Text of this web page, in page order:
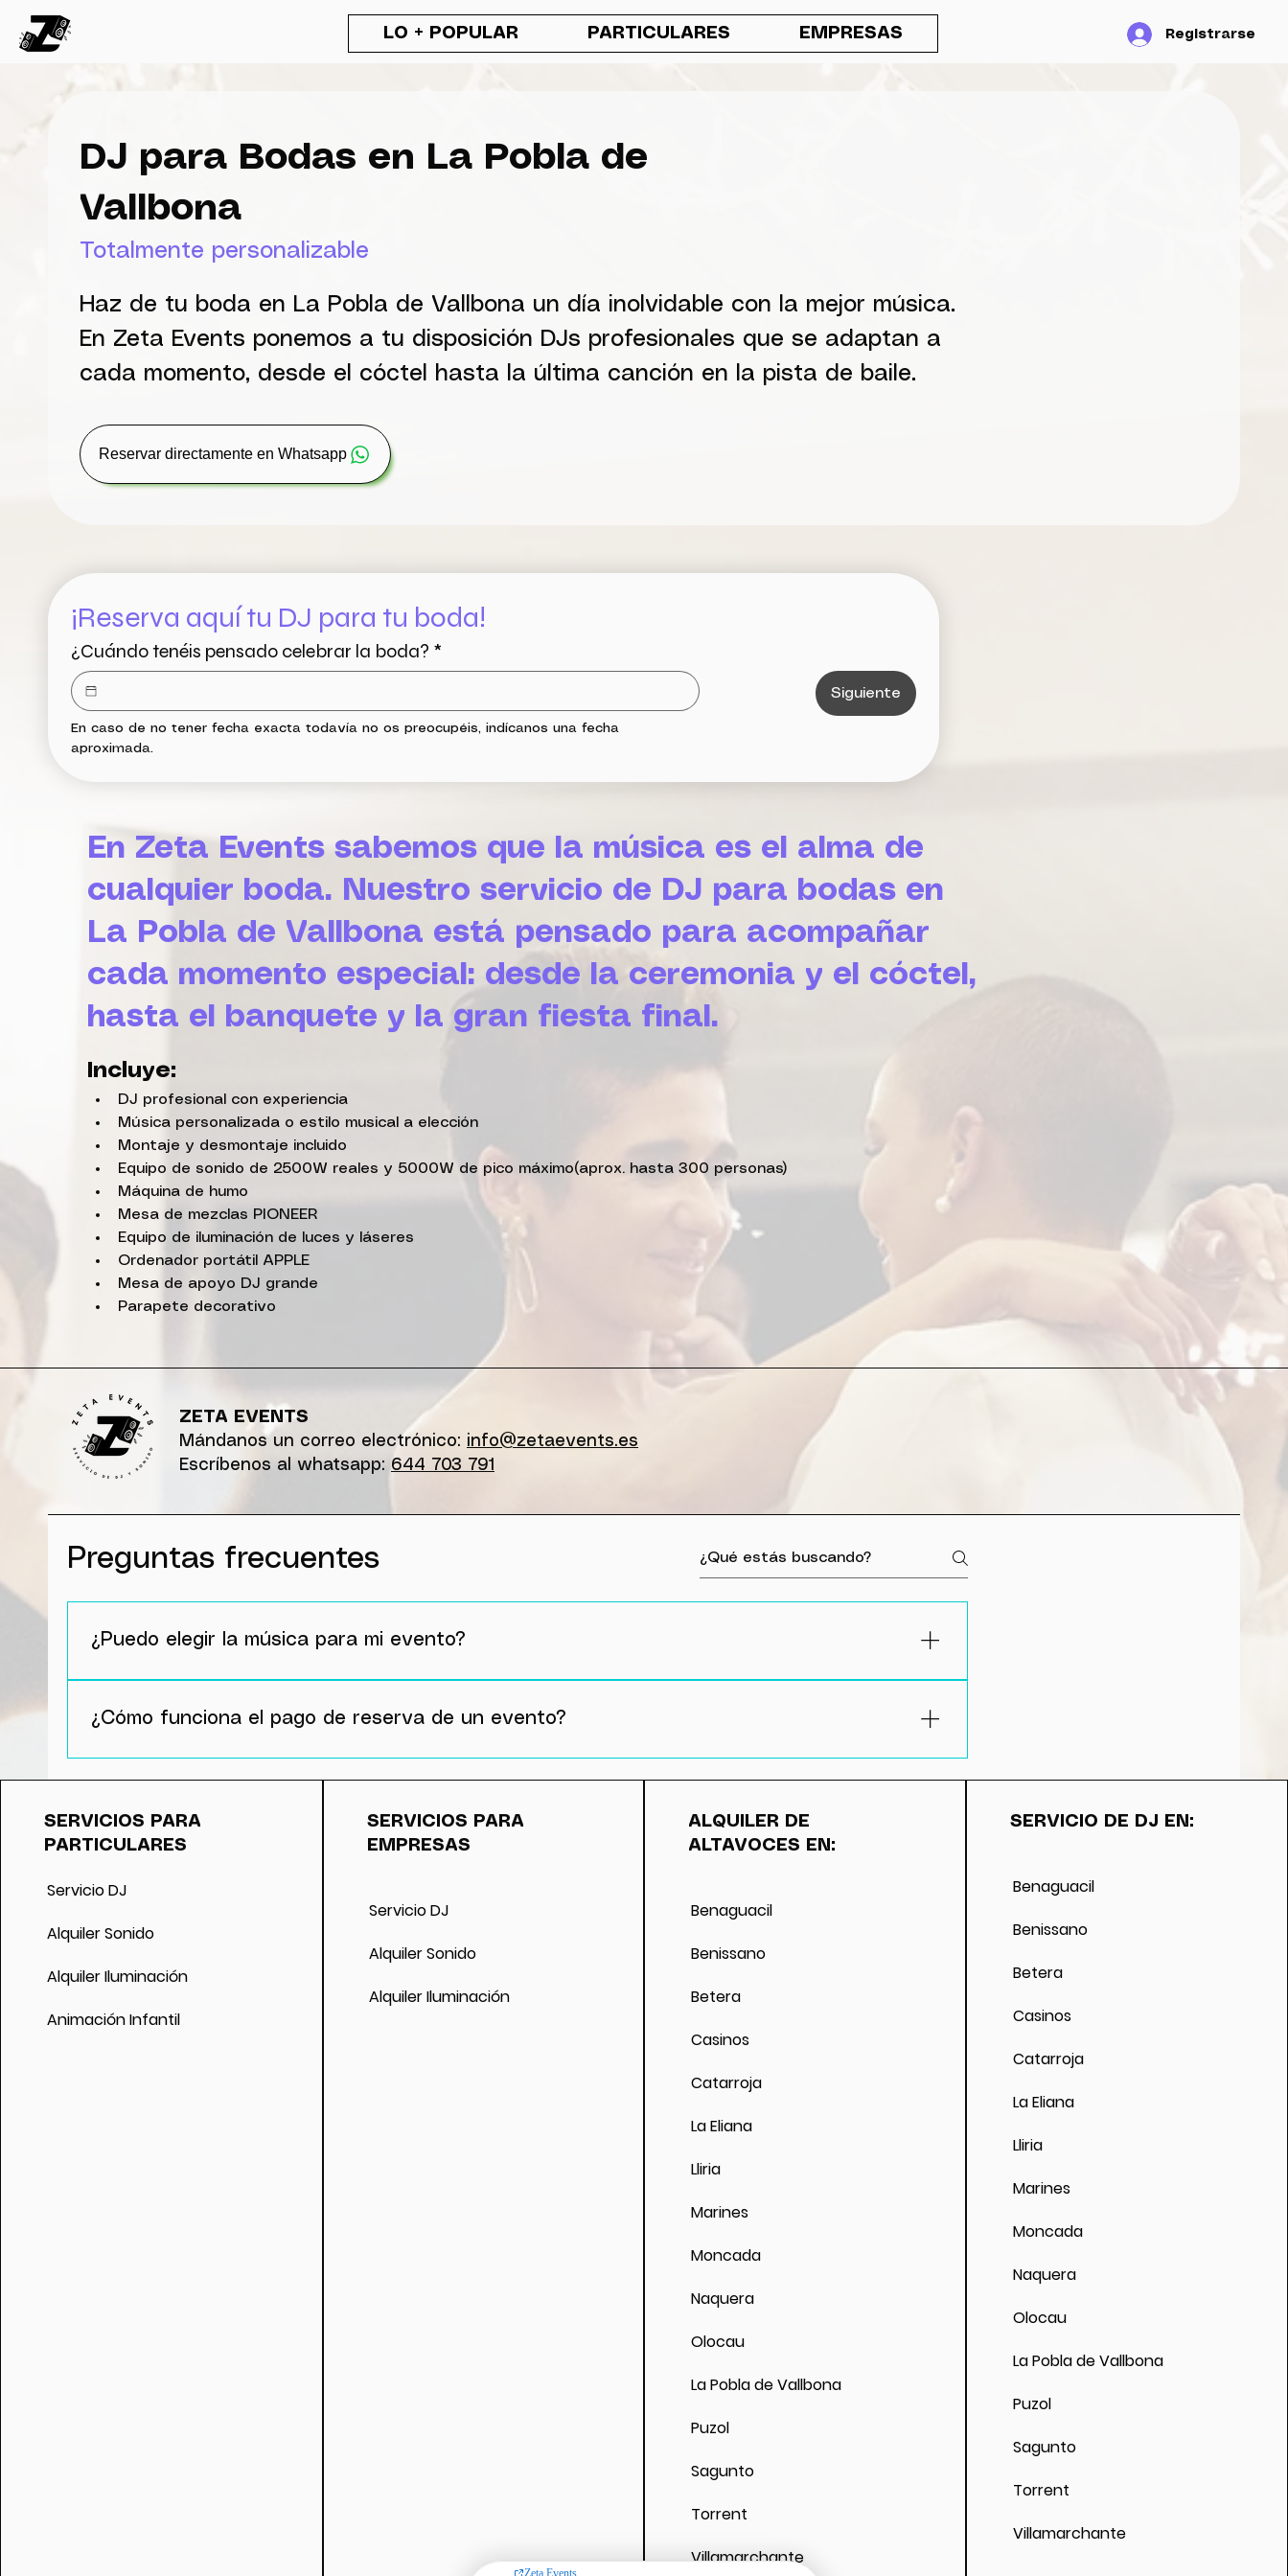
LO + POPULAR PARTICULARES EMPRESAS Registrarse
DJ para Bodas en La Pobla de
Vallbona
Totalmente personalizable
Haz de tu boda en La Pobla de Vallbona un día inolvidable con la mejor música.
En Zeta Events ponemos a tu disposición DJs profesionales que se adaptan a
cada momento, desde el cóctel hasta la última canción en la pista de baile.
Reservar directamente en Whatsapp
¡Reserva aquí tu DJ para tu boda!
¿Cuándo tenéis pensado celebrar la boda? *
En caso de no tener fecha exacta todavía no os preocupéis, indícanos una fecha
aproximada.
Siguiente
En Zeta Events sabemos que la música es el alma de
cualquier boda. Nuestro servicio de DJ para bodas en
La Pobla de Vallbona está pensado para acompañar
cada momento especial: desde la ceremonia y el cóctel,
hasta el banquete y la gran fiesta final.
Incluye:
DJ profesional con experiencia
Música personalizada o estilo musical a elección
Montaje y desmontaje incluido
Equipo de sonido de 2500W reales y 5000W de pico máximo(aprox. hasta 300 personas)
Máquina de humo
Mesa de mezclas PIONEER
Equipo de iluminación de luces y láseres
Ordenador portátil APPLE
Mesa de apoyo DJ grande
Parapete decorativo
ZETA EVENTS
Mándanos un correo electrónico: info@zetaevents.es
Escríbenos al whatsapp: 644 703 791
Preguntas frecuentes
¿Puedo elegir la música para mi evento?
máximo vuestra experiencia, cuanto más detalle, mejor, cuanto más azúcar más dulce😜
¿Cómo funciona el pago de reserva de un evento?
devolverá la reserva. Si se cancela el evento por condiciones meteorológicas que impiden la celebración del
evento, no se devolverá la reserva pero sí queda bloqueado el importe de la reserva pendiente de un cambio de
reserva.
SERVICIOS PARA
PARTICULARES
Servicio DJ
Alquiler Sonido
Alquiler Iluminación
Animación Infantil
SERVICIOS PARA
EMPRESAS
Servicio DJ
Alquiler Sonido
Alquiler Iluminación
ALQUILER DE
ALTAVOCES EN:
Benaguacil
Benissano
Betera
Casinos
Catarroja
La Eliana
Lliria
Marines
Moncada
Naquera
Olocau
La Pobla de Vallbona
Puzol
Sagunto
Torrent
Villamarchante
SERVICIO DE DJ EN:
Benaguacil
Benissano
Betera
Casinos
Catarroja
La Eliana
Lliria
Marines
Moncada
Naquera
Olocau
La Pobla de Vallbona
Puzol
Sagunto
Torrent
Villamarchante